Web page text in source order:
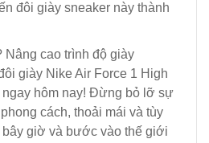
đôi giày sneaker này thành
cao trình độ giày
giày Nike Air Force 1 High
ngay hôm nay! Đừng bỏ lỡ sự
cách, thoải mái và tùy
giờ và bước vào thế giới